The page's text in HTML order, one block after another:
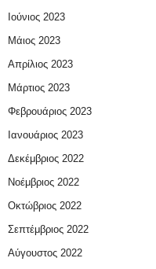
Ιούνιος 2023
Μάιος 2023
Απρίλιος 2023
Μάρτιος 2023
Φεβρουάριος 2023
Ιανουάριος 2023
Δεκέμβριος 2022
Νοέμβριος 2022
Οκτώβριος 2022
Σεπτέμβριος 2022
Αύγουστος 2022